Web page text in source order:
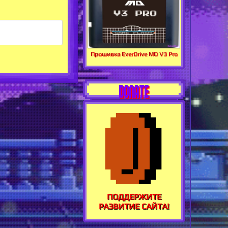
Прошивка EverDrive MD V3 Pro
DONATE
ПОДДЕРЖИТЕ
РАЗВИТИЕ САЙТА!